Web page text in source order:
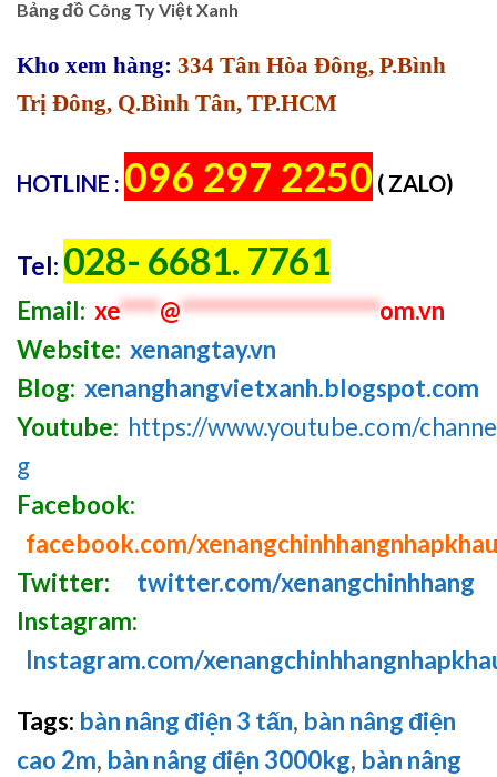
Bảng đồ Công Ty Việt Xanh
Kho xem hàng: 334 Tân Hòa Đông, P.Bình
Trị Đông, Q.Bình Tân, TP.HCM
HOTLINE : 096 297 2250 ( ZALO)
Tel: 028- 6681. 7761
Email: xe****@********************om.vn
Website: xenangtay.vn
Blog: xenanghangvietxanh.blogspot.com
Youtube: https://www.youtube.com/
g
Facebook:
facebook.com/xenangchinhhangnhapkhau
Twitter:
twitter.com/xenangchinhhang
Instagram:
Instagram.com/
Tags: bàn nâng điện 3 tấn, bàn nâng điện
cao 2m, bàn nâng điện 3000kg, bàn nâng